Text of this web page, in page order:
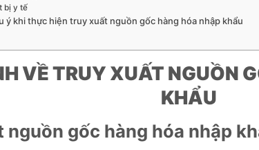
bị y tế
ý khi thực hiện truy xuất nguồn gốc hàng hóa nhập khẩu
VỀ TRUY XUẤT NGUỒN
KHẨU
nguồn gốc hàng hóa nhập